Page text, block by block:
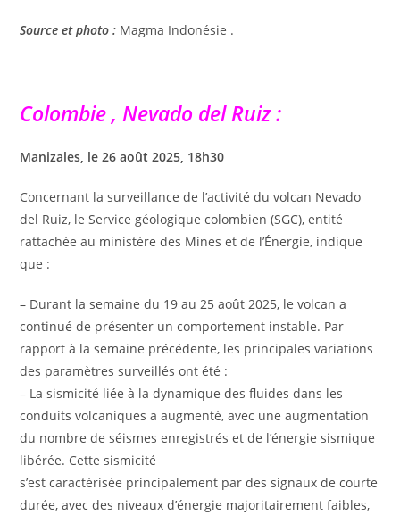
Source et photo : Magma Indonésie .
Colombie , Nevado del Ruiz :
Manizales, le 26 août 2025, 18h30
Concernant la surveillance de l’activité du volcan Nevado
del Ruiz, le Service géologique colombien (SGC), entité
rattachée au ministère des Mines et de l’Énergie, indique
que :
– Durant la semaine du 19 au 25 août 2025, le volcan a
continué de présenter un comportement instable. Par
rapport à la semaine précédente, les principales variations
des paramètres surveillés ont été :
– La sismicité liée à la dynamique des fluides dans les
conduits volcaniques a augmenté, avec une augmentation
du nombre de séismes enregistrés et de l’énergie sismique
libérée. Cette sismicité
s’est caractérisée principalement par des signaux de courte
durée, avec des niveaux d’énergie majoritairement faibles,